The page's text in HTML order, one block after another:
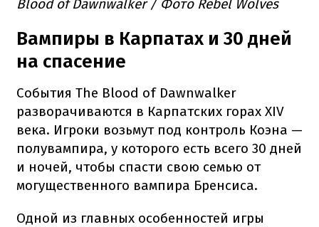
Blood of Dawnwalker / Фото Rebel Wolves
Вампиры в Карпатах и 30 дней
на спасение
События The Blood of Dawnwalker
разворачиваются в Карпатских горах XIV
века. Игроки возьмут под контроль Коэна —
полувампира, у которого есть всего 30 дней
и ночей, чтобы спасти свою семью от
могущественного вампира Бренсиса.
Одной из главных особенностей игры